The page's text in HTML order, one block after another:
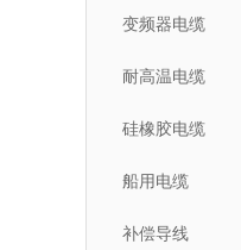
变频器电缆
耐高温电缆
硅橡胶电缆
船用电缆
补偿导线